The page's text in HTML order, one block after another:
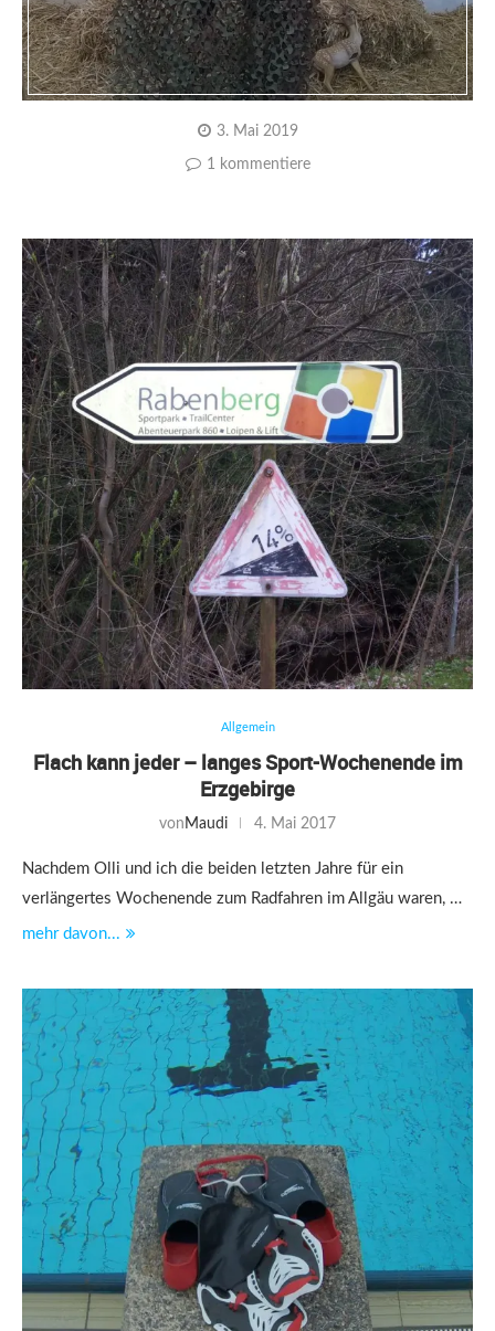
3. Mai 2019
1 kommentiere
Allgemein
Flach kann jeder – langes Sport-Wochenende im
Erzgebirge
von Maudi 4. Mai 2017
Nachdem Olli und ich die beiden letzten Jahre für ein
verlängertes Wochenende zum Radfahren im Allgäu waren, …
mehr davon...